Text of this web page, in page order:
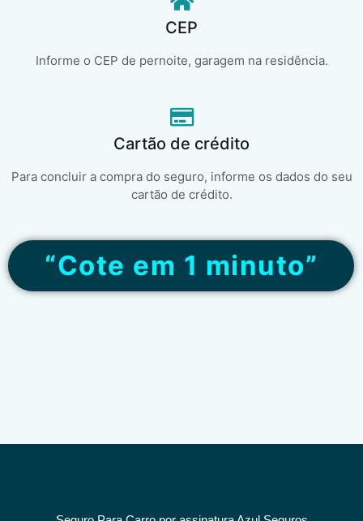
CEP
Informe o CEP de pernoite, garagem na residência.
Cartão de crédito
Para concluir a compra do seguro, informe os dados do seu
cartão de crédito.
“Cote em 1 minuto”